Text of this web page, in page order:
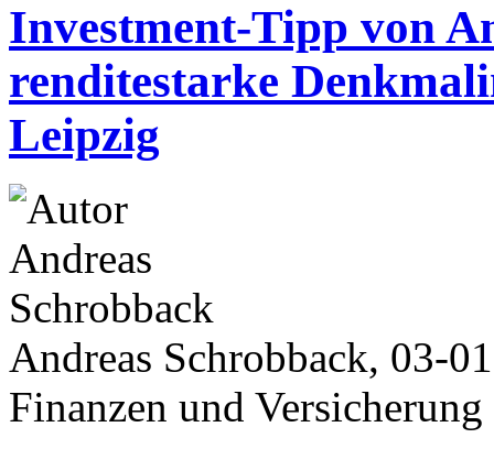
Investment-Tipp von
renditestarke
Leipzig
Andreas Schrobback, 03-
Finanzen und Versicherung